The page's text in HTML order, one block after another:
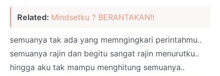
Related: Mindsetku ? BERANTAKAN!!
semuanya tak ada yang memngingkari perintahmu..
semuanya rajin dan begitu sangat rajin menurutku..
hingga aku tak mampu menghitung semuanya..